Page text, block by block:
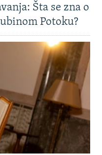
Šta se zna o
Potoku?